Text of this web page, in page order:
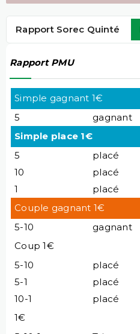
Rapport Sorec Quinté
Rapport PMU
Simple gagnant 1€
5
gagnant
Simple place 1€
5
placé
10
placé
1
placé
Couple gagnant 1€
5-10
gagnant
Coup 1€
5-10
placé
5-1
placé
10-1
placé
1€